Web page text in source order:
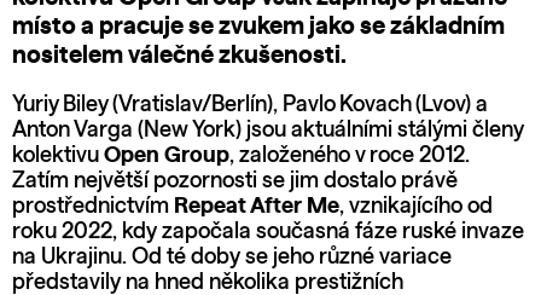
místo a pracuje se zvukem jako se základním
nositelem válečné zkušenosti.
Yuriy Biley (Vratislav/Berlín), Pavlo Kovach (Lvov) a
Anton Varga (New York) jsou aktuálními stálými členy
kolektivu Open Group, založeného v roce 2012.
Zatím největší pozornosti se jim dostalo právě
prostřednictvím Repeat After Me, vznikajícího od
roku 2022, kdy započala současná fáze ruské invaze
na Ukrajinu. Od té doby se jeho různé variace
představily na hned několika prestižních